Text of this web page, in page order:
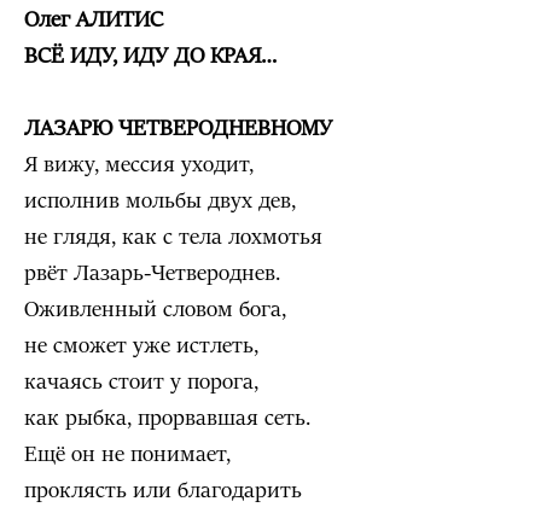
Олег АЛИТИС
ВСЁ ИДУ, ИДУ ДО КРАЯ…
ЛАЗАРЮ ЧЕТВЕРОДНЕВНОМУ
Я вижу, мессия уходит,
исполнив мольбы двух дев,
не глядя, как с тела лохмотья
рвёт Лазарь-Четвероднев.
Оживленный словом бога,
не сможет уже истлеть,
качаясь стоит у порога,
как рыбка, прорвавшая сеть.
Ещё он не понимает,
проклясть или благодарить